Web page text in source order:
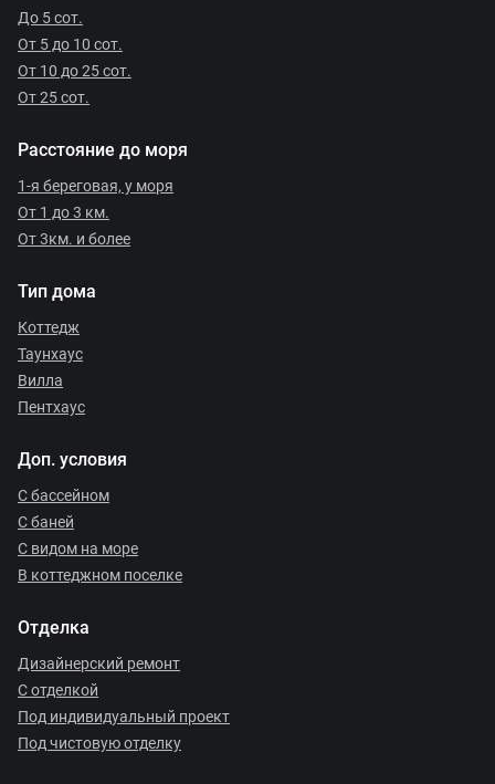
До 5 сот.
От 5 до 10 сот.
От 10 до 25 сот.
От 25 сот.
Расстояние до моря
1-я береговая, у моря
От 1 до 3 км.
От 3км. и более
Тип дома
Коттедж
Таунхаус
Вилла
Пентхаус
Доп. условия
С бассейном
С баней
С видом на море
В коттеджном поселке
Отделка
Дизайнерский ремонт
С отделкой
Под индивидуальный проект
Под чистовую отделку